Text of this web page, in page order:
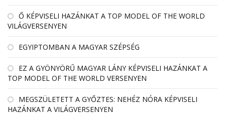
Ő KÉPVISELI HAZÁNKAT A TOP MODEL OF THE WORLD
VILÁGVERSENYEN
EGYIPTOMBAN A MAGYAR SZÉPSÉG
EZ A GYÖNYÖRŰ MAGYAR LÁNY KÉPVISELI HAZÁNKAT A
TOP MODEL OF THE WORLD VERSENYEN
MEGSZÜLETETT A GYŐZTES: NEHÉZ NÓRA KÉPVISELI
HAZÁNKAT A VILÁGVERSENYEN